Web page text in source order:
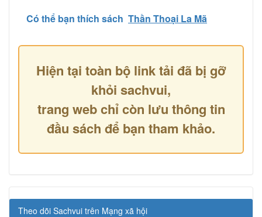
Có thể bạn thích sách Thần Thoại La Mã
Hiện tại toàn bộ link tải đã bị gỡ
khỏi sachvui,
trang web chỉ còn lưu thông tin
đầu sách để bạn tham khảo.
Theo dõi Sachvui trên Mạng xã hội